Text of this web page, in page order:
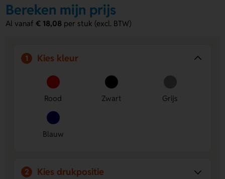
eigen ontwerp. Bestel of vraag een prijs op.
Voordelen van de Mini Mag-Lite 2-Cell
Licht en compact
- Met 50 gram en een formaat van Ø
1,8 x 12,8 cm neem je hem overal makkelijk mee naartoe.
Te personaliseren
- Voorzijde lamp is ideaal voor het
aanbrengen van een logo, naam of eigen ontwerp.
Handig en compleet
- Inclusief reservelampje, batterijen
en afneembare pocketclip, dus direct klaar voor gebruik.
Bereken mijn prijs
Al vanaf€ 18,08 per stuk (excl. BTW)
1 Kies kleur
Rood Zwart Grijs
Blauw
2 Kies drukpositie